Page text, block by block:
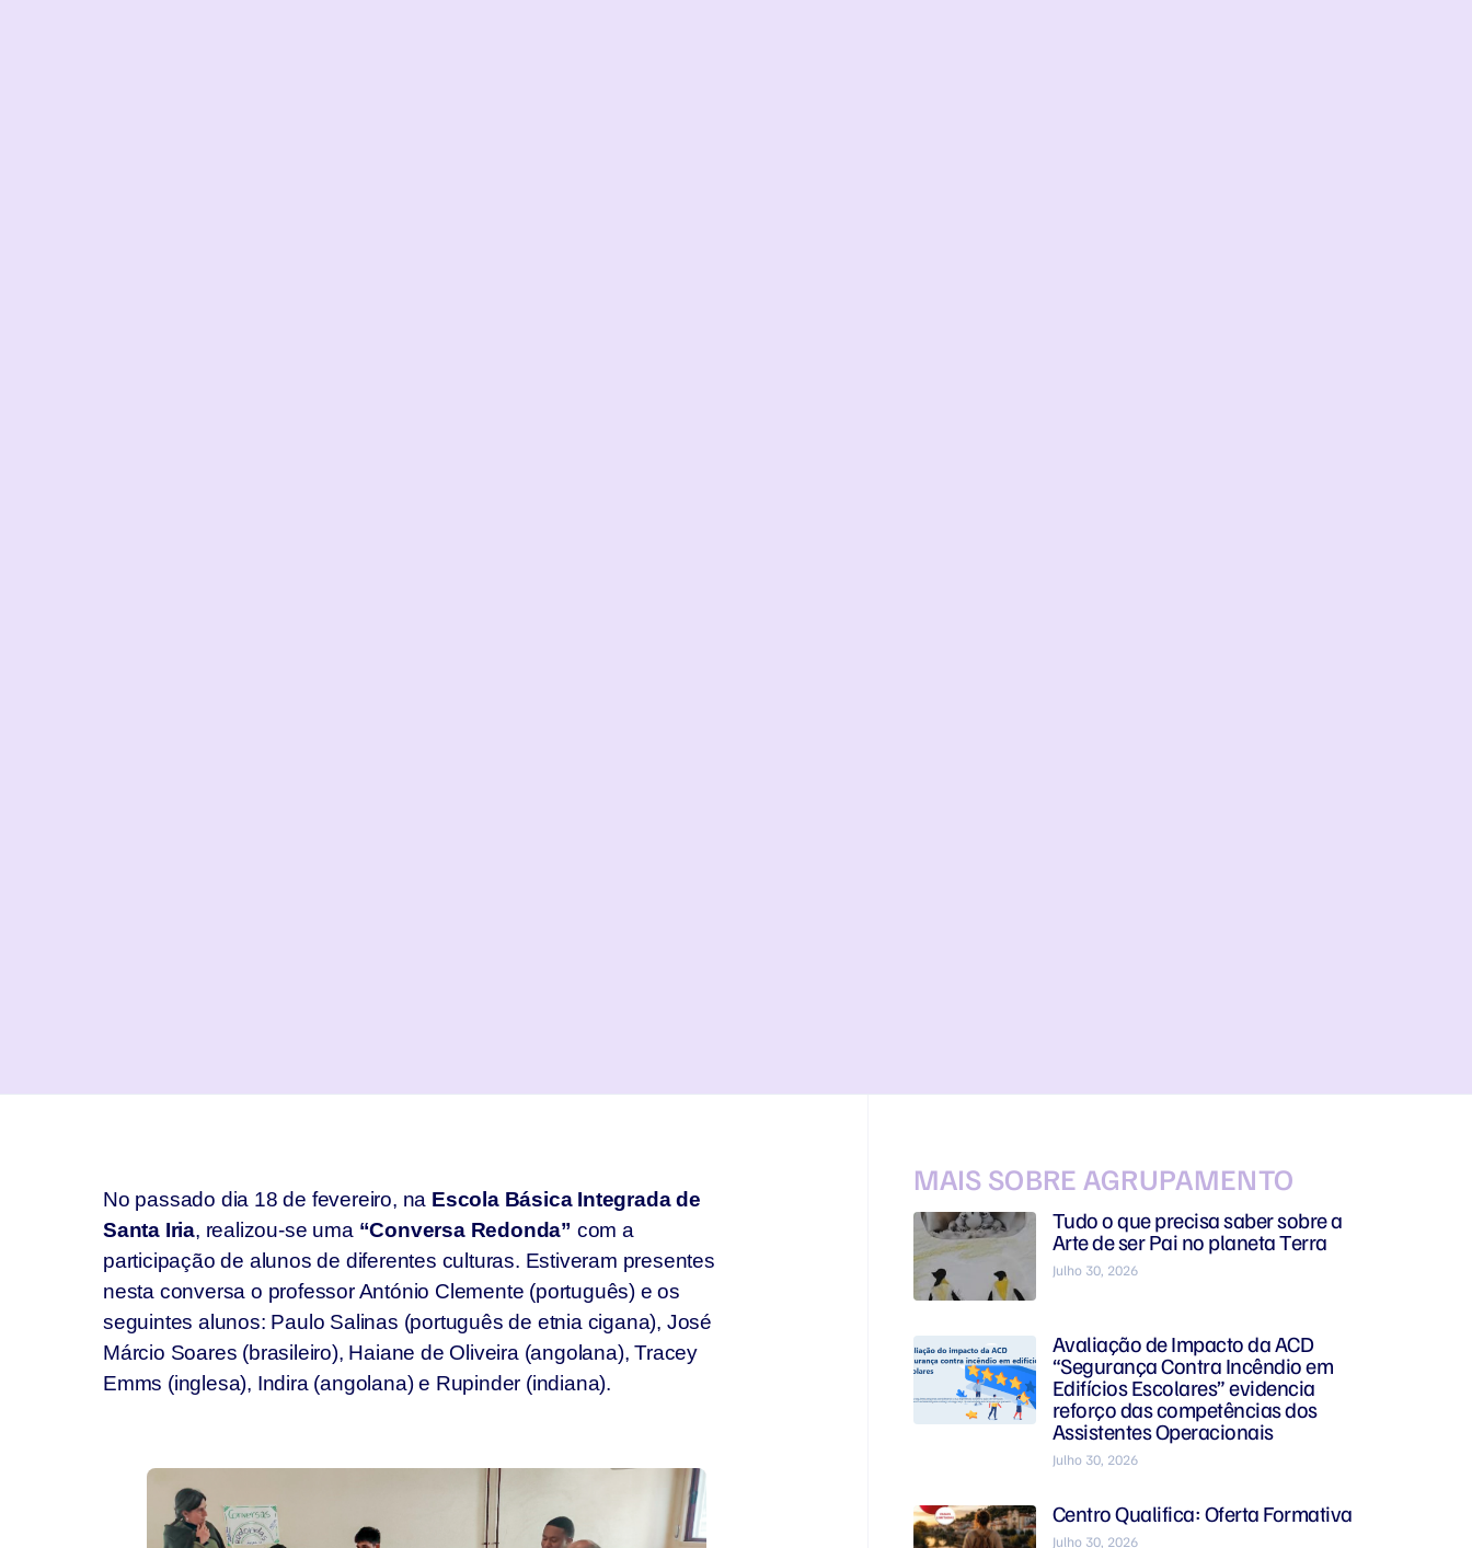
No passado dia 18 de fevereiro, na Escola Básica Integrada de
Santa Iria, realizou-se uma “Conversa Redonda” com a
participação de alunos de diferentes culturas. Estiveram presentes
nesta conversa o professor António Clemente (português) e os
seguintes alunos: Paulo Salinas (português de etnia cigana), José
Márcio Soares (brasileiro), Haiane de Oliveira (angolana), Tracey
Emms (inglesa), Indira (angolana) e Rupinder (indiana).
MAIS SOBRE AGRUPAMENTO
Tudo o que precisa saber sobre a
Arte de ser Pai no planeta Terra
Julho 30, 2026
Avaliação de Impacto da ACD
“Segurança Contra Incêndio em
Edifícios Escolares” evidencia
reforço das competências dos
Assistentes Operacionais
Julho 30, 2026
Centro Qualifica: Oferta Formativa
Julho 30, 2026